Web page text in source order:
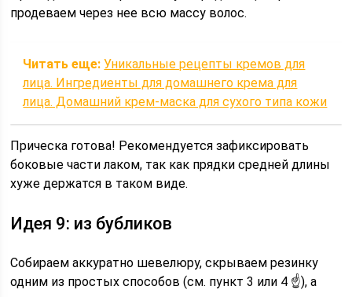
продеваем через нее всю массу волос.
Читать еще: Уникальные рецепты кремов для
лица. Ингредиенты для домашнего крема для
лица. Домашний крем-маска для сухого типа кожи
Прическа готова! Рекомендуется зафиксировать
боковые части лаком, так как прядки средней длины
хуже держатся в таком виде.
Идея 9: из бубликов
Собираем аккуратно шевелюру, скрываем резинку
одним из простых способов (см. пункт 3 или 4 ☝), а